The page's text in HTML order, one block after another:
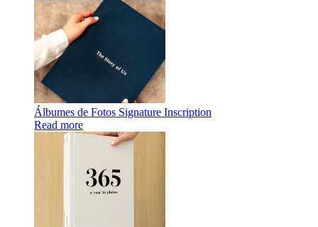
Álbumes de Fotos Signature Inscription
Read more